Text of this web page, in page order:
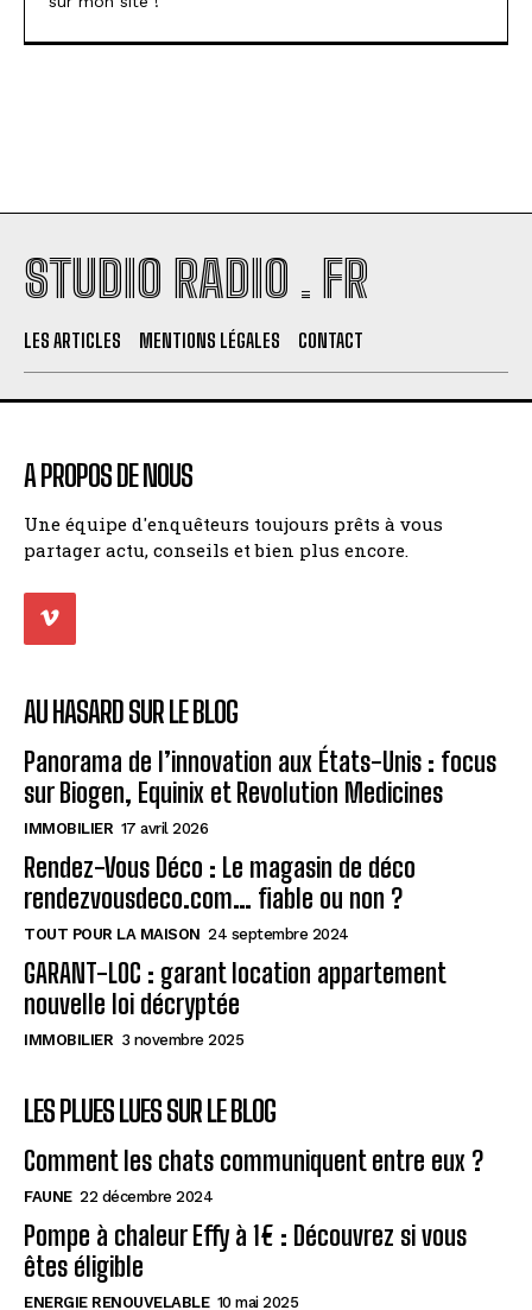
STUDIO RADIO . FR
LES ARTICLES MENTIONS LÉGALES CONTACT
A PROPOS DE NOUS
Une équipe d'enquêteurs toujours prêts à vous
partager actu, conseils et bien plus encore.
AU HASARD SUR LE BLOG
Panorama de l’innovation aux États-Unis : focus
sur Biogen, Equinix et Revolution Medicines
IMMOBILIER 17 avril 2026
Rendez-Vous Déco : Le magasin de déco
rendezvousdeco.com… fiable ou non ?
TOUT POUR LA MAISON 24 septembre 2024
GARANT-LOC : garant location appartement
nouvelle loi décryptée
IMMOBILIER 3 novembre 2025
LES PLUES LUES SUR LE BLOG
Comment les chats communiquent entre eux ?
FAUNE 22 décembre 2024
Pompe à chaleur Effy à 1€ : Découvrez si vous
êtes éligible
ENERGIE RENOUVELABLE 10 mai 2025